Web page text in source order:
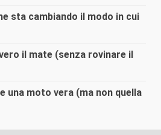
sta cambiando il modo in cui
il mate (senza rovinare il
una moto vera (ma non quella